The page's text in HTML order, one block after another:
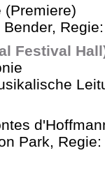
(Premiere)
Festival
Park,